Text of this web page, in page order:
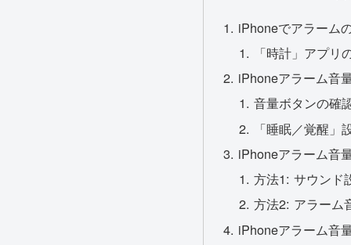
iPhoneでアラーム
「時計」アプ
iPhoneアラーム音
音量ボタンの確
「睡眠／覚醒」
iPhoneアラーム音
方法1: サウンド
方法2: アラーム
iPhoneアラーム音